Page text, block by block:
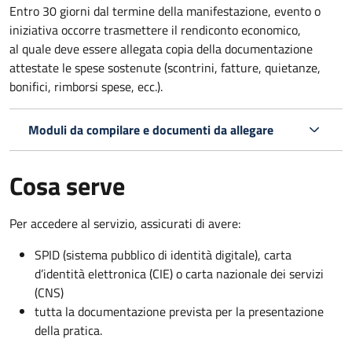
Entro 30 giorni dal termine della manifestazione, evento o
iniziativa occorre trasmettere il rendiconto economico,
al quale deve essere allegata copia della documentazione
attestate le spese sostenute (scontrini, fatture, quietanze,
bonifici, rimborsi spese, ecc.).
Moduli da compilare e documenti da allegare
Cosa serve
Per accedere al servizio, assicurati di avere:
SPID (sistema pubblico di identità digitale), carta
d’identità elettronica (CIE) o carta nazionale dei servizi
(CNS)
tutta la documentazione prevista per la presentazione
della pratica.